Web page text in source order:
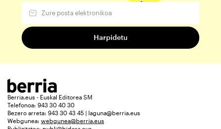
Berria.eus - Euskal Editorea SM
Telefonoa: 943 30 40 30
Bezero arreta: 943 30 43 45 | laguna@berria.eus
Webgunea: webgunea@berria.eus